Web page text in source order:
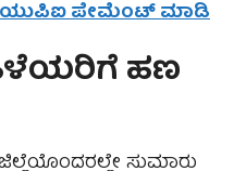
ಯುಪಿಐ ಪೇಮೆಂಟ್ ಮಾಡಿ
ಹಣ
ಸುಮಾರು